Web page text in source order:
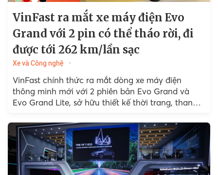
VinFast ra mắt xe máy điện Evo
Grand với 2 pin có thể tháo rời, đi
được tới 262 km/lần sạc
Xe và Công nghệ
VinFast chính thức ra mắt dòng xe máy điện
thông minh mới với 2 phiên bản Evo Grand và
Evo Grand Lite, sở hữu thiết kế thời trang, thanh